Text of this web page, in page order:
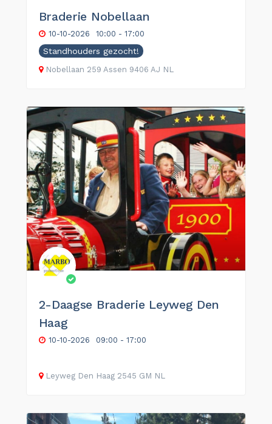
Braderie Nobellaan
10-10-2026 10:00 - 17:00
Standhouders gezocht!
Nobellaan 259 Assen 9406 AJ NL
2-Daagse Braderie Leyweg Den
Haag
10-10-2026 09:00 - 17:00
Leyweg Den Haag 2545 GM NL